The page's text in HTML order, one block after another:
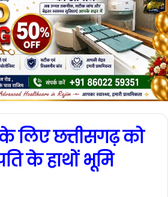
लिए छत्तीसगढ़ को
के हाथों भूमि